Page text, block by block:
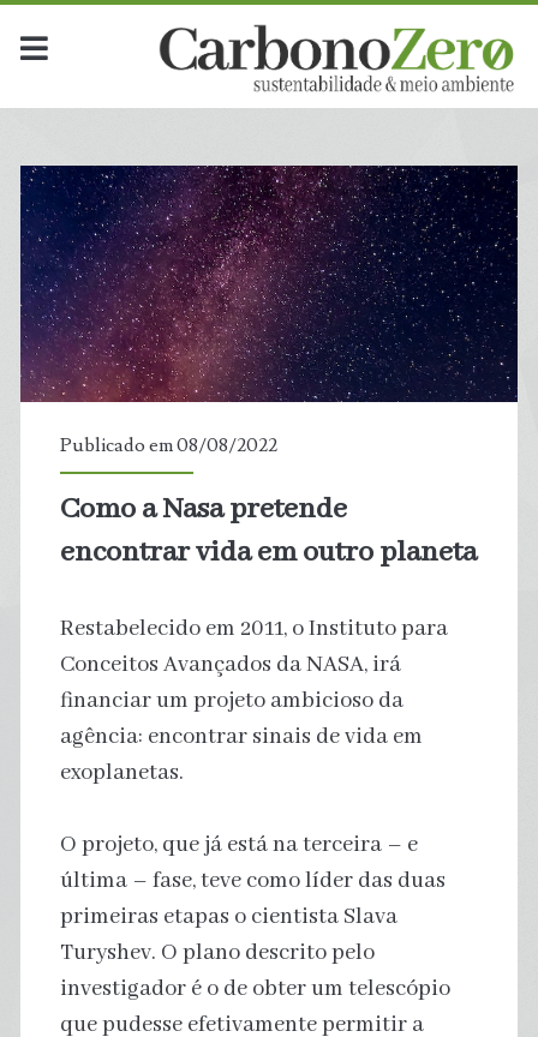
Publicado em 08/08/2022
Como a Nasa pretende
encontrar vida em outro planeta
Restabelecido em 2011, o Instituto para
Conceitos Avançados da NASA, irá
financiar um projeto ambicioso da
agência: encontrar sinais de vida em
exoplanetas.
O projeto, que já está na terceira – e
última – fase, teve como líder das duas
primeiras etapas o cientista Slava
Turyshev. O plano descrito pelo
investigador é o de obter um telescópio
que pudesse efetivamente permitir a